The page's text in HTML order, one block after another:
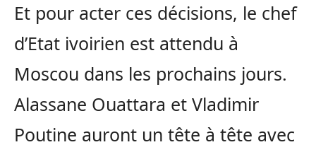
Et pour acter ces décisions, le chef
d’Etat ivoirien est attendu à
Moscou dans les prochains jours.
Alassane Ouattara et Vladimir
Poutine auront un tête à tête avec